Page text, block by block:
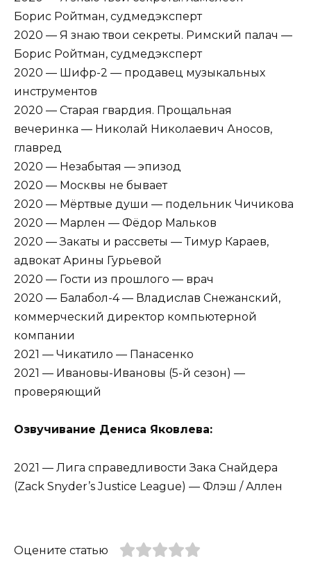
Борис Ройтман, судмедэксперт
2020 — Я знаю твои секреты. Римский палач —
Борис Ройтман, судмедэксперт
2020 — Шифр-2 — продавец музыкальных
инструментов
2020 — Старая гвардия. Прощальная
вечеринка — Николай Николаевич Аносов,
главред
2020 — Незабытая — эпизод
2020 — Москвы не бывает
2020 — Мёртвые души — подельник Чичикова
2020 — Марлен — Фёдор Мальков
2020 — Закаты и рассветы — Тимур Караев,
адвокат Арины Гурьевой
2020 — Гости из прошлого — врач
2020 — Балабол-4 — Владислав Снежанский,
коммерческий директор компьютерной
компании
2021 — Чикатило — Панасенко
2021 — Ивановы-Ивановы (5-й сезон) —
проверяющий
Озвучивание Дениса Яковлева:
2021 — Лига справедливости Зака Снайдера
(Zack Snyder’s Justice League) — Флэш / Аллен
Оцените статью